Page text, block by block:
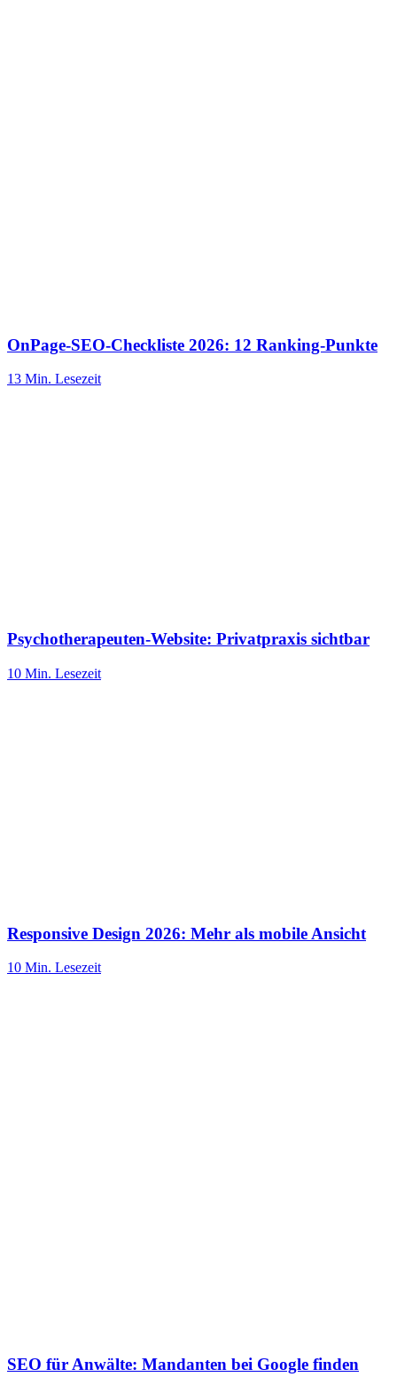
OnPage-SEO-Checkliste 2026: 12 Ranking-Punkte
13 Min. Lesezeit
Psychotherapeuten-Website: Privatpraxis sichtbar
10 Min. Lesezeit
Responsive Design 2026: Mehr als mobile Ansicht
10 Min. Lesezeit
SEO für Anwälte: Mandanten bei Google finden